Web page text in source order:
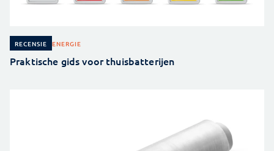
RECENSIE ENERGIE
Praktische gids voor thuisbatterijen